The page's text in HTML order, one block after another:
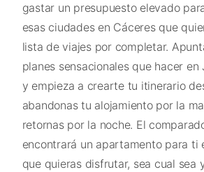
gastar un presupuesto elevado
esas ciudades en Cáceres que
lista de viajes por completar.
planes sensacionales que hacer en
y empieza a crearte tu itinerario
abandonas tu alojamiento por la
retornas por la noche. El
encontrará un apartamento para ti
que quieras disfrutar, sea cual sea